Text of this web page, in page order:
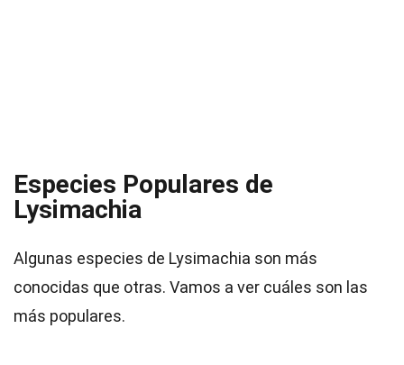
Especies Populares de
Lysimachia
Algunas especies de Lysimachia son más
conocidas que otras. Vamos a ver cuáles son las
más populares.